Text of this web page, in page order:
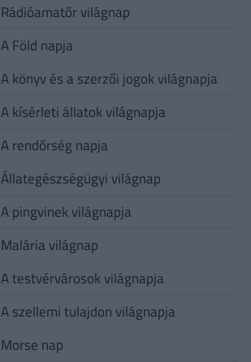
Rádióamatőr világnap
A Föld napja
A könyv és a szerzői jogok világnapja
A kísérleti állatok világnapja
A rendőrség napja
Állategészségügyi világnap
A pingvinek világnapja
Malária világnap
A testvérvárosok világnapja
A szellemi tulajdon világnapja
Morse nap